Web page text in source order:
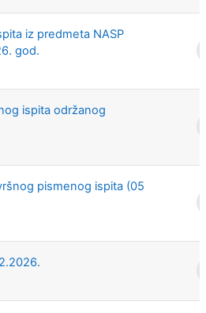
iz predmeta NASP
god.
ispita održanog
pismenog ispita (05